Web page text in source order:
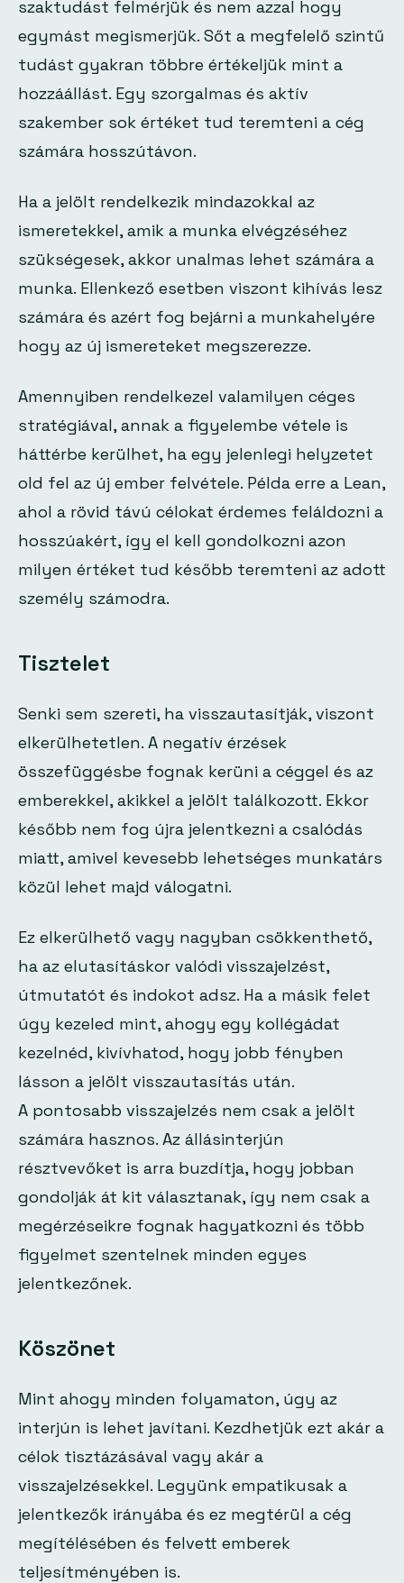
szaktudást felmérjük és nem azzal hogy
egymást megismerjük. Sőt a megfelelő szintű
tudást gyakran többre értékeljük mint a
hozzáállást. Egy szorgalmas és aktív
szakember sok értéket tud teremteni a cég
számára hosszútávon.
Ha a jelölt rendelkezik mindazokkal az
ismeretekkel, amik a munka elvégzéséhez
szükségesek, akkor unalmas lehet számára a
munka. Ellenkező esetben viszont kihívás lesz
számára és azért fog bejárni a munkahelyére
hogy az új ismereteket megszerezze.
Amennyiben rendelkezel valamilyen céges
stratégiával, annak a figyelembe vétele is
háttérbe kerülhet, ha egy jelenlegi helyzetet
old fel az új ember felvétele. Példa erre a Lean,
ahol a rövid távú célokat érdemes feláldozni a
hosszúakért, így el kell gondolkozni azon
milyen értéket tud később teremteni az adott
személy számodra.
Tisztelet
Senki sem szereti, ha visszautasítják, viszont
elkerülhetetlen. A negatív érzések
összefüggésbe fognak kerüni a céggel és az
emberekkel, akikkel a jelölt találkozott. Ekkor
később nem fog újra jelentkezni a csalódás
miatt, amivel kevesebb lehetséges munkatárs
közül lehet majd válogatni.
Ez elkerülhető vagy nagyban csökkenthető,
ha az elutasításkor valódi visszajelzést,
útmutatót és indokot adsz. Ha a másik felet
úgy kezeled mint, ahogy egy kollégádat
kezelnéd, kivívhatod, hogy jobb fényben
lásson a jelölt visszautasítás után.
A pontosabb visszajelzés nem csak a jelölt
számára hasznos. Az állásinterjún
résztvevőket is arra buzdítja, hogy jobban
gondolják át kit választanak, így nem csak a
megérzéseikre fognak hagyatkozni és több
figyelmet szentelnek minden egyes
jelentkezőnek.
Köszönet
Mint ahogy minden folyamaton, úgy az
interjún is lehet javítani. Kezdhetjük ezt akár a
célok tisztázásával vagy akár a
visszajelzésekkel. Legyünk empatikusak a
jelentkezők irányába és ez megtérül a cég
megítélésében és felvett emberek
teljesítményében is.